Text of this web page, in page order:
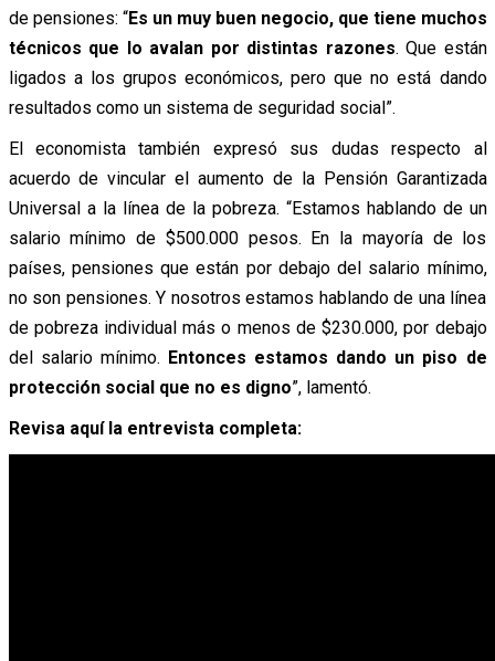
de pensiones: “Es un muy buen negocio, que tiene muchos
técnicos que lo avalan por distintas razones. Que están
ligados a los grupos económicos, pero que no está dando
resultados como un sistema de seguridad social”.
El economista también expresó sus dudas respecto al
acuerdo de vincular el aumento de la Pensión Garantizada
Universal a la línea de la pobreza. “Estamos hablando de un
salario mínimo de $500.000 pesos. En la mayoría de los
países, pensiones que están por debajo del salario mínimo,
no son pensiones. Y nosotros estamos hablando de una línea
de pobreza individual más o menos de $230.000, por debajo
del salario mínimo. Entonces estamos dando un piso de
protección social que no es digno”, lamentó.
Revisa aquí la entrevista completa: